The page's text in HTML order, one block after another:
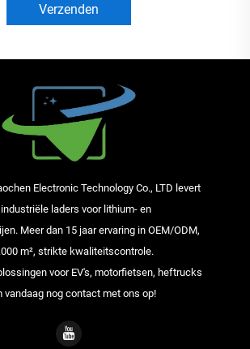
Verzenden
Electronic Technology Co., LTD levert
laders voor lithium- en
Meer dan 15 jaar ervaring in OEM/ODM,
m², strikte kwaliteitscontrole.
voor EV's, motorfietsen, heftrucks
vandaag nog contact met ons op!